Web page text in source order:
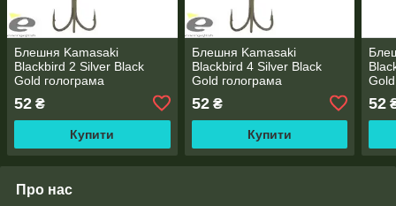
Блешня Kamasaki
Blackbird 2 Silver Black
Gold голограма
52 ₴
Купити
Блешня Kamasaki
Blackbird 4 Silver Black
Gold голограма
52₴
Купити
52
Про нас